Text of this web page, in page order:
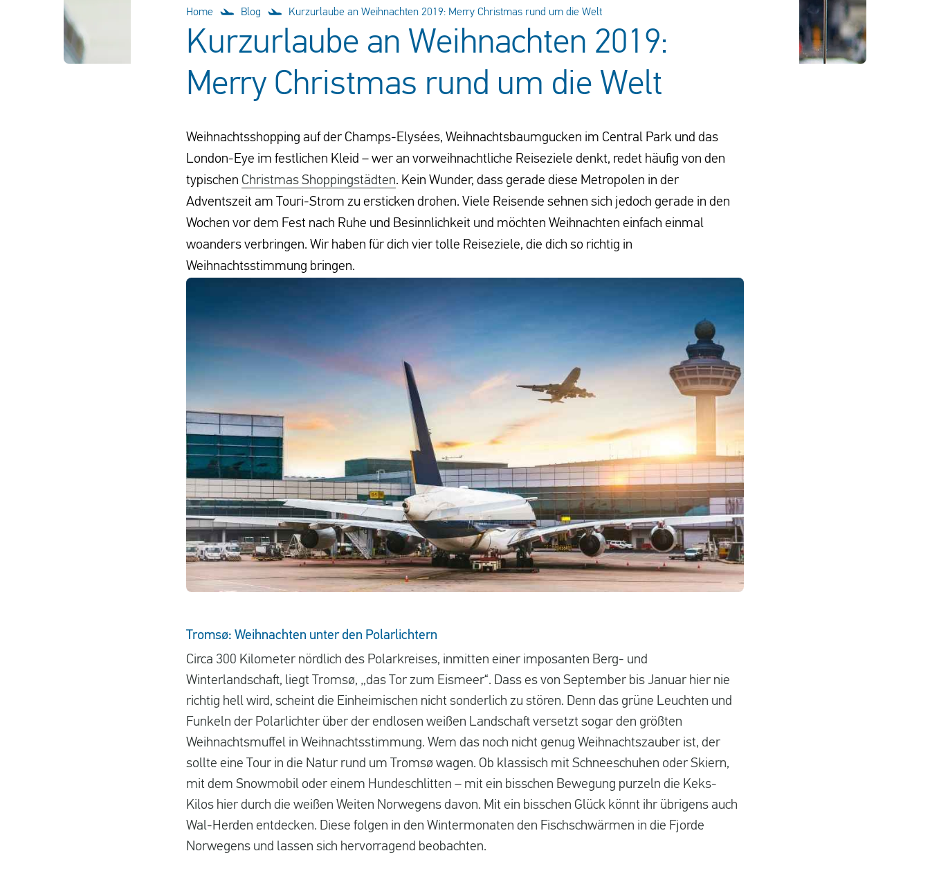
Home Blog Kurzurlaube an Weihnachten 2019: Merry Christmas rund um die Welt
Kurzurlaube an Weihnachten 2019:
Merry Christmas rund um die Welt
Weihnachtsshopping auf der Champs-Elysées, Weihnachtsbaumgucken im Central Park und das
London-Eye im festlichen Kleid – wer an vorweihnachtliche Reiseziele denkt, redet häufig von den
typischen Christmas Shoppingstädten. Kein Wunder, dass gerade diese Metropolen in der
Adventszeit am Touri-Strom zu ersticken drohen. Viele Reisende sehnen sich jedoch gerade in den
Wochen vor dem Fest nach Ruhe und Besinnlichkeit und möchten Weihnachten einfach einmal
woanders verbringen. Wir haben für dich vier tolle Reiseziele, die dich so richtig in
Weihnachtsstimmung bringen.
Tromsø: Weihnachten unter den Polarlichtern
Circa 300 Kilometer nördlich des Polarkreises, inmitten einer imposanten Berg- und
Winterlandschaft, liegt Tromsø, „das Tor zum Eismeer“. Dass es von September bis Januar hier nie
richtig hell wird, scheint die Einheimischen nicht sonderlich zu stören. Denn das grüne Leuchten und
Funkeln der Polarlichter über der endlosen weißen Landschaft versetzt sogar den größten
Weihnachtsmuffel in Weihnachtsstimmung. Wem das noch nicht genug Weihnachtszauber ist, der
sollte eine Tour in die Natur rund um Tromsø wagen. Ob klassisch mit Schneeschuhen oder Skiern,
mit dem Snowmobil oder einem Hundeschlitten – mit ein bisschen Bewegung purzeln die Keks-
Kilos hier durch die weißen Weiten Norwegens davon. Mit ein bisschen Glück könnt ihr übrigens auch
Wal-Herden entdecken. Diese folgen in den Wintermonaten den Fischschwärmen in die Fjorde
Norwegens und lassen sich hervorragend beobachten.